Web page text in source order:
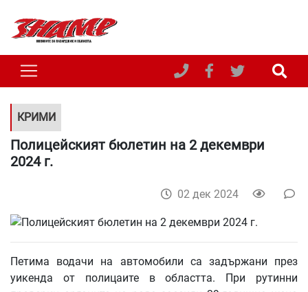
КРИМИ
Полицейският бюлетин на 2 декември
2024 г.
02 дек 2024
Петима водачи на автомобили са задържани през
уикенда от полицаите в областта. При рутинни